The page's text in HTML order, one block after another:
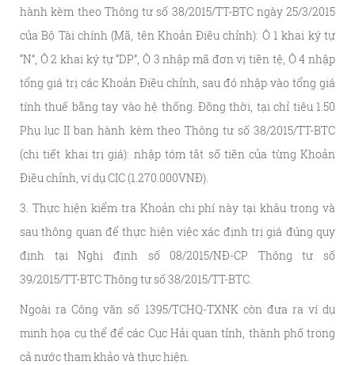
hành kèm theo Thông tư số 38/2015/TT-BTC ngày 25/3/2015
của Bộ Tài chính (Mã, tên Khoản Điều chỉnh): Ô 1 khai ký tự
“N”, Ô 2 khai ký tự “DP”, Ô 3 nhập mã đơn vị tiền tệ, Ô 4 nhập
tổng giá trị các Khoản Điều chỉnh, sau đó nhập vào tổng giá
tính thuế bằng tay vào hệ thống. Đồng thời, tại chỉ tiêu 1.50
Phụ lục II ban hành kèm theo Thông tư số 38/2015/TT-BTC
(chi tiết khai trị giá): nhập tóm tắt số tiền của từng Khoản
Điều chỉnh, ví dụ CIC (1.270.000VNĐ).
3. Thực hiện kiểm tra Khoản chi phí này tại khâu trong và
sau thông quan để thực hiện việc xác định trị giá đúng quy
định tại Nghị định số 08/2015/NĐ-CP Thông tư số
39/2015/TT-BTC Thông tư số 38/2015/TT-BTC.
Ngoài ra Công văn số 1395/TCHQ-TXNK còn đưa ra ví dụ
minh họa cụ thể để các Cục Hải quan tỉnh, thành phố trong
cả nước tham khảo và thực hiện.